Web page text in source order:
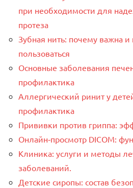
при необходимости для
протеза
Зубная нить: почему важна и
пользоваться
Основные заболевания
профилактика
Аллергический ринит у
профилактика
Прививки против гриппа:
Онлайн‑просмотр DICOM:
Клиника: услуги и методы
заболеваний.
Детские сиропы: состав